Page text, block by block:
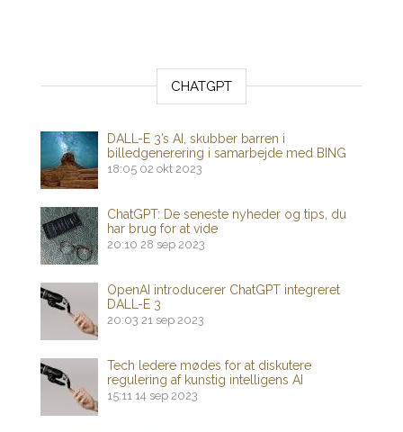
CHATGPT
DALL-E 3’s AI, skubber barren i
billedgenerering i samarbejde med BING
18:05 02 okt 2023
ChatGPT: De seneste nyheder og tips, du
har brug for at vide
20:10 28 sep 2023
OpenAI introducerer ChatGPT integreret
DALL-E 3
20:03 21 sep 2023
Tech ledere mødes for at diskutere
regulering af kunstig intelligens AI
15:11 14 sep 2023